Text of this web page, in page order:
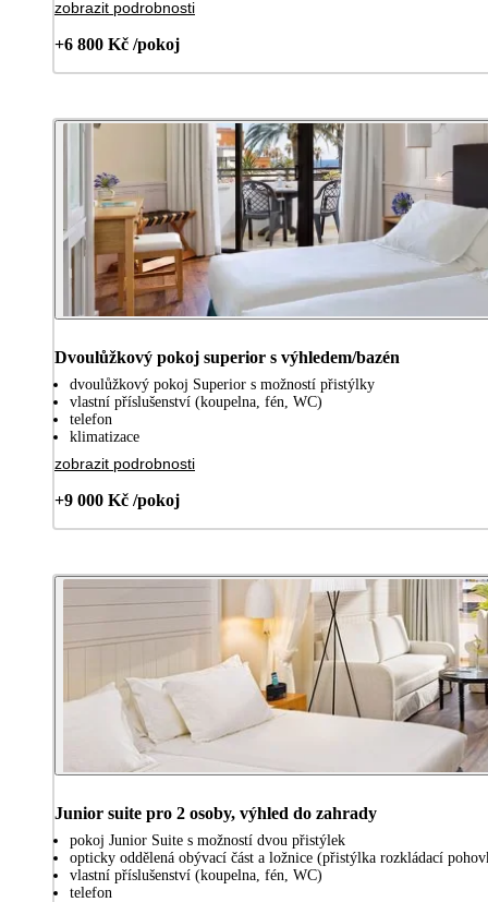
zobrazit podrobnosti
+6 800 Kč /pokoj
Dvoulůžkový pokoj superior s výhledem/bazén
dvoulůžkový pokoj Superior s možností přistýlky
vlastní příslušenství (koupelna, fén, WC)
telefon
klimatizace
zobrazit podrobnosti
+9 000 Kč /pokoj
Junior suite pro 2 osoby, výhled do zahrady
pokoj Junior Suite s možností dvou přistýlek
opticky oddělená obývací část a ložnice (přistýlka rozkládací
vlastní příslušenství (koupelna, fén, WC)
telefon